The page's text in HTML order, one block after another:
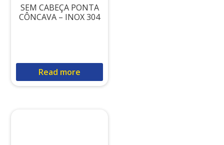
SEM CABEÇA PONTA
CÔNCAVA – INOX 304
Read more